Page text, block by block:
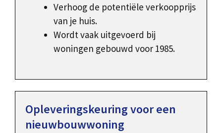
Verhoog de potentiële verkoopprijs
van je huis.
Wordt vaak uitgevoerd bij
woningen gebouwd voor 1985.
Opleveringskeuring voor een
nieuwbouwwoning